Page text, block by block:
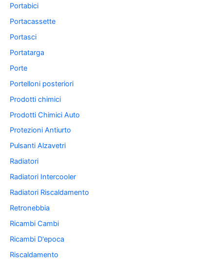
Portabici
Portacassette
Portasci
Portatarga
Porte
Portelloni posteriori
Prodotti chimici
Prodotti Chimici Auto
Protezioni Antiurto
Pulsanti Alzavetri
Radiatori
Radiatori Intercooler
Radiatori Riscaldamento
Retronebbia
Ricambi Cambi
Ricambi D'epoca
Riscaldamento